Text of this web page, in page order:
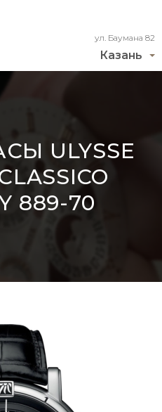
Казань
ул. Баумана 82
ULYSSE
889-70